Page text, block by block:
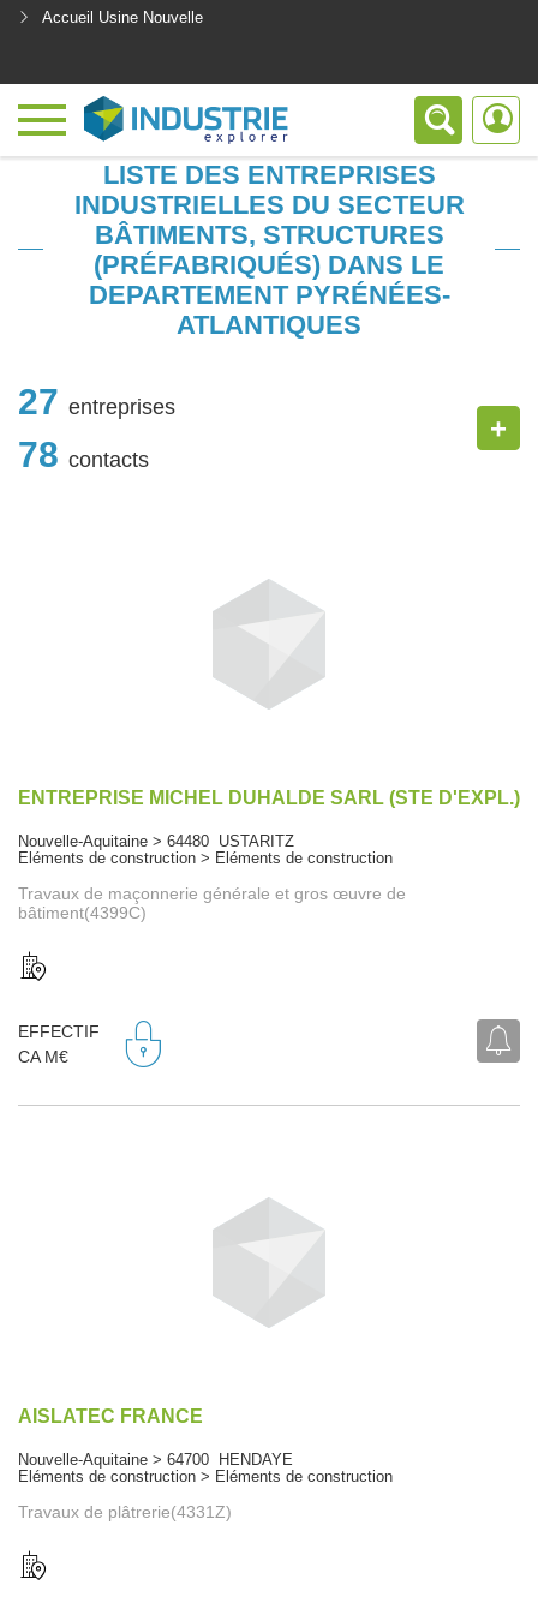
Accueil Usine Nouvelle
LISTE DES ENTREPRISES
INDUSTRIELLES DU SECTEUR
BÂTIMENTS, STRUCTURES
(PRÉFABRIQUÉS) DANS LE
DEPARTEMENT PYRÉNÉES-
ATLANTIQUES
27 entreprises
78 contacts
+
ENTREPRISE MICHEL DUHALDE SARL (STE D'EXPL.)
Nouvelle-Aquitaine > 64480 USTARITZ
Eléments de construction > Eléments de construction
Travaux de maçonnerie générale et gros œuvre de
bâtiment(4399C)
EFFECTIF
CA M€
AISLATEC FRANCE
Nouvelle-Aquitaine > 64700 HENDAYE
Eléments de construction > Eléments de construction
Travaux de plâtrerie(4331Z)